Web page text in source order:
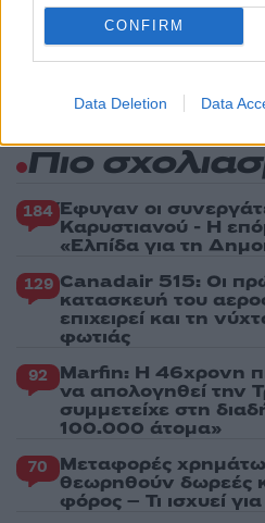
CONFIRM
Data Deletion Data
Λίζα που βρέθηκε
5Ο Γιάννης Φακίνος
viral το τραγούδι του
Πιο
184 Έφυγαν οι
Καρυστιανού - Η
«Ελπίδα για τη
129 Canadair 515: Οι
κατασκευή του
επιχειρεί και τη
φωτιάς
92 Marfin: Η 46χρονη
να απολογηθεί την
συμμετείχε στη
100.000 άτομα»
70 Μεταφορές
θεωρηθούν δωρεές
φόρος – Τι ισχυεί